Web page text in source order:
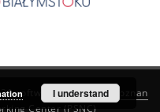
software created by
Poznan
Center (PSNC)
I understand